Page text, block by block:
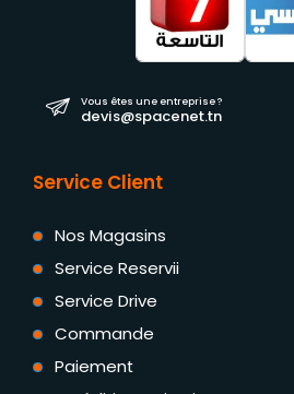
Vous êtes une entreprise ?
devis@spacenet.tn
Service Client
Nos Magasins
Service Reservii
Service Drive
Commande
Paiement